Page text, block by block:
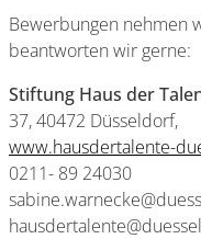
Bewerbungen nehmen
beantworten wir gerne:
Stiftung Haus der
37, 40472 Düsseldorf,
www.hausdertalente-
0211- 89 24030